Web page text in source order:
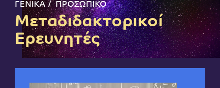
ΓΕΝΙΚΑ ΠΡΟΣΩΠΙΚΟ
Μεταδιδακτορικοί
Ερευνητές